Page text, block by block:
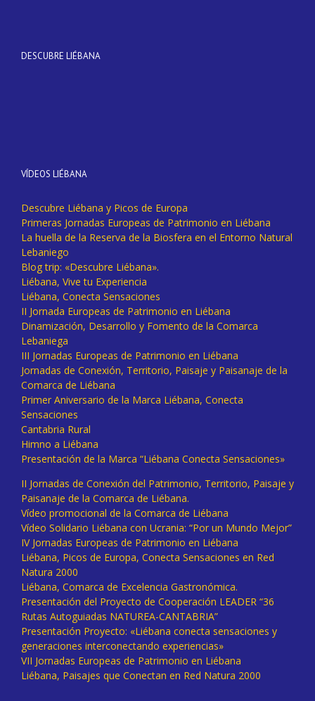
DESCUBRE LIÉBANA
VÍDEOS LIÉBANA
Descubre Liébana y Picos de Europa
Primeras Jornadas Europeas de Patrimonio en Liébana
La huella de la Reserva de la Biosfera en el Entorno Natural
Lebaniego
Blog trip: «Descubre Liébana».
Liébana, Vive tu Experiencia
Liébana, Conecta Sensaciones
II Jornada Europeas de Patrimonio en Liébana
Dinamización, Desarrollo y Fomento de la Comarca
Lebaniega
III Jornadas Europeas de Patrimonio en Liébana
Jornadas de Conexión, Territorio, Paisaje y Paisanaje de la
Comarca de Liébana
Primer Aniversario de la Marca Liébana, Conecta
Sensaciones
Cantabria Rural
Himno a Liébana
Presentación de la Marca “Liébana Conecta Sensaciones»
II Jornadas de Conexión del Patrimonio, Territorio, Paisaje y
Paisanaje de la Comarca de Liébana.
Vídeo promocional de la Comarca de Liébana
Vídeo Solidario Liébana con Ucrania: “Por un Mundo Mejor”
IV Jornadas Europeas de Patrimonio en Liébana
Liébana, Picos de Europa, Conecta Sensaciones en Red
Natura 2000
Liébana, Comarca de Excelencia Gastronómica.
Presentación del Proyecto de Cooperación LEADER “36
Rutas Autoguiadas NATUREA-CANTABRIA”
Presentación Proyecto: «Liébana conecta sensaciones y
generaciones interconectando experiencias»
VII Jornadas Europeas de Patrimonio en Liébana
Liébana, Paisajes que Conectan en Red Natura 2000